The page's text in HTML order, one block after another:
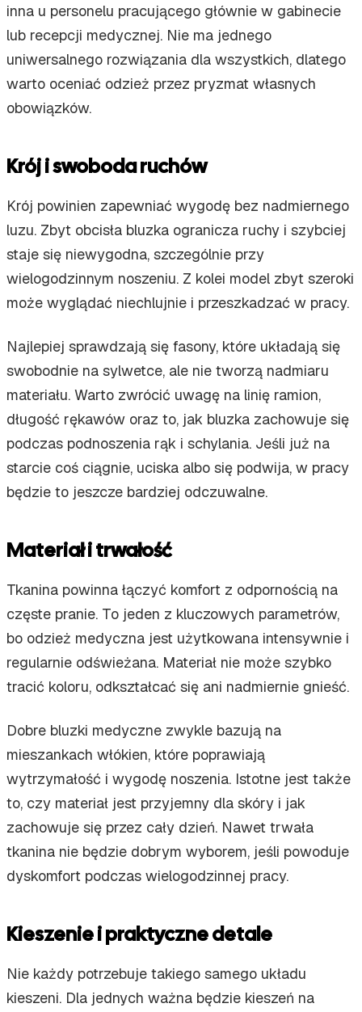
inna u personelu pracującego głównie w gabinecie
lub recepcji medycznej. Nie ma jednego
uniwersalnego rozwiązania dla wszystkich, dlatego
warto oceniać odzież przez pryzmat własnych
obowiązków.
Krój i swoboda ruchów
Krój powinien zapewniać wygodę bez nadmiernego
luzu. Zbyt obcisła bluzka ogranicza ruchy i szybciej
staje się niewygodna, szczególnie przy
wielogodzinnym noszeniu. Z kolei model zbyt szeroki
może wyglądać niechlujnie i przeszkadzać w pracy.
Najlepiej sprawdzają się fasony, które układają się
swobodnie na sylwetce, ale nie tworzą nadmiaru
materiału. Warto zwrócić uwagę na linię ramion,
długość rękawów oraz to, jak bluzka zachowuje się
podczas podnoszenia rąk i schylania. Jeśli już na
starcie coś ciągnie, uciska albo się podwija, w pracy
będzie to jeszcze bardziej odczuwalne.
Materiał i trwałość
Tkanina powinna łączyć komfort z odpornością na
częste pranie. To jeden z kluczowych parametrów,
bo odzież medyczna jest użytkowana intensywnie i
regularnie odświeżana. Materiał nie może szybko
tracić koloru, odkształcać się ani nadmiernie gnieść.
Dobre bluzki medyczne zwykle bazują na
mieszankach włókien, które poprawiają
wytrzymałość i wygodę noszenia. Istotne jest także
to, czy materiał jest przyjemny dla skóry i jak
zachowuje się przez cały dzień. Nawet trwała
tkanina nie będzie dobrym wyborem, jeśli powoduje
dyskomfort podczas wielogodzinnej pracy.
Kieszenie i praktyczne detale
Nie każdy potrzebuje takiego samego układu
kieszeni. Dla jednych ważna będzie kieszeń na